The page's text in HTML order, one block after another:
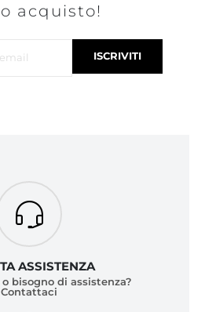
acquisto!
ISCRIVITI
ASSISTENZA
bisogno di assistenza?
Contattaci